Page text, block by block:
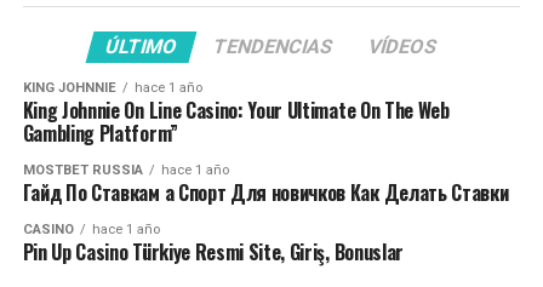
oficiales: en los 80′ realizados dentro de la competencia
de la ACF (hoy la Liga Cordobesa), algunos duelos por el
Regional en los 70′. El antecedente mas cercano en el
tiempo es del torneo del ascenso de 2019/20 que
culminó con un empate.
Posibles Formaciones:
ÚLTIMO TENDENCIAS VÍDEOS
KING JOHNNIE hace 1 año
King Johnnie On Line Casino: Your Ultimate On The Web
Gambling Platform”
MOSTBET RUSSIA hace 1 año
Гайд По Ставкам а Спорт Для новичков Как Делать Ставки
CASINO hace 1 año
Pin Up Casino Türkiye Resmi Site, Giriş, Bonuslar